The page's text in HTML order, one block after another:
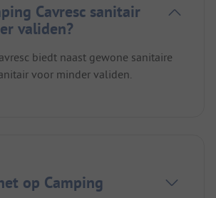
Cavresc sanitair
validen?
biedt naast gewone sanitaire
voor minder validen.
op Camping